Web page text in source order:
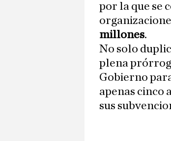
por la que se
millones.
No solo
plena
Gobierno
apenas cinco
sus